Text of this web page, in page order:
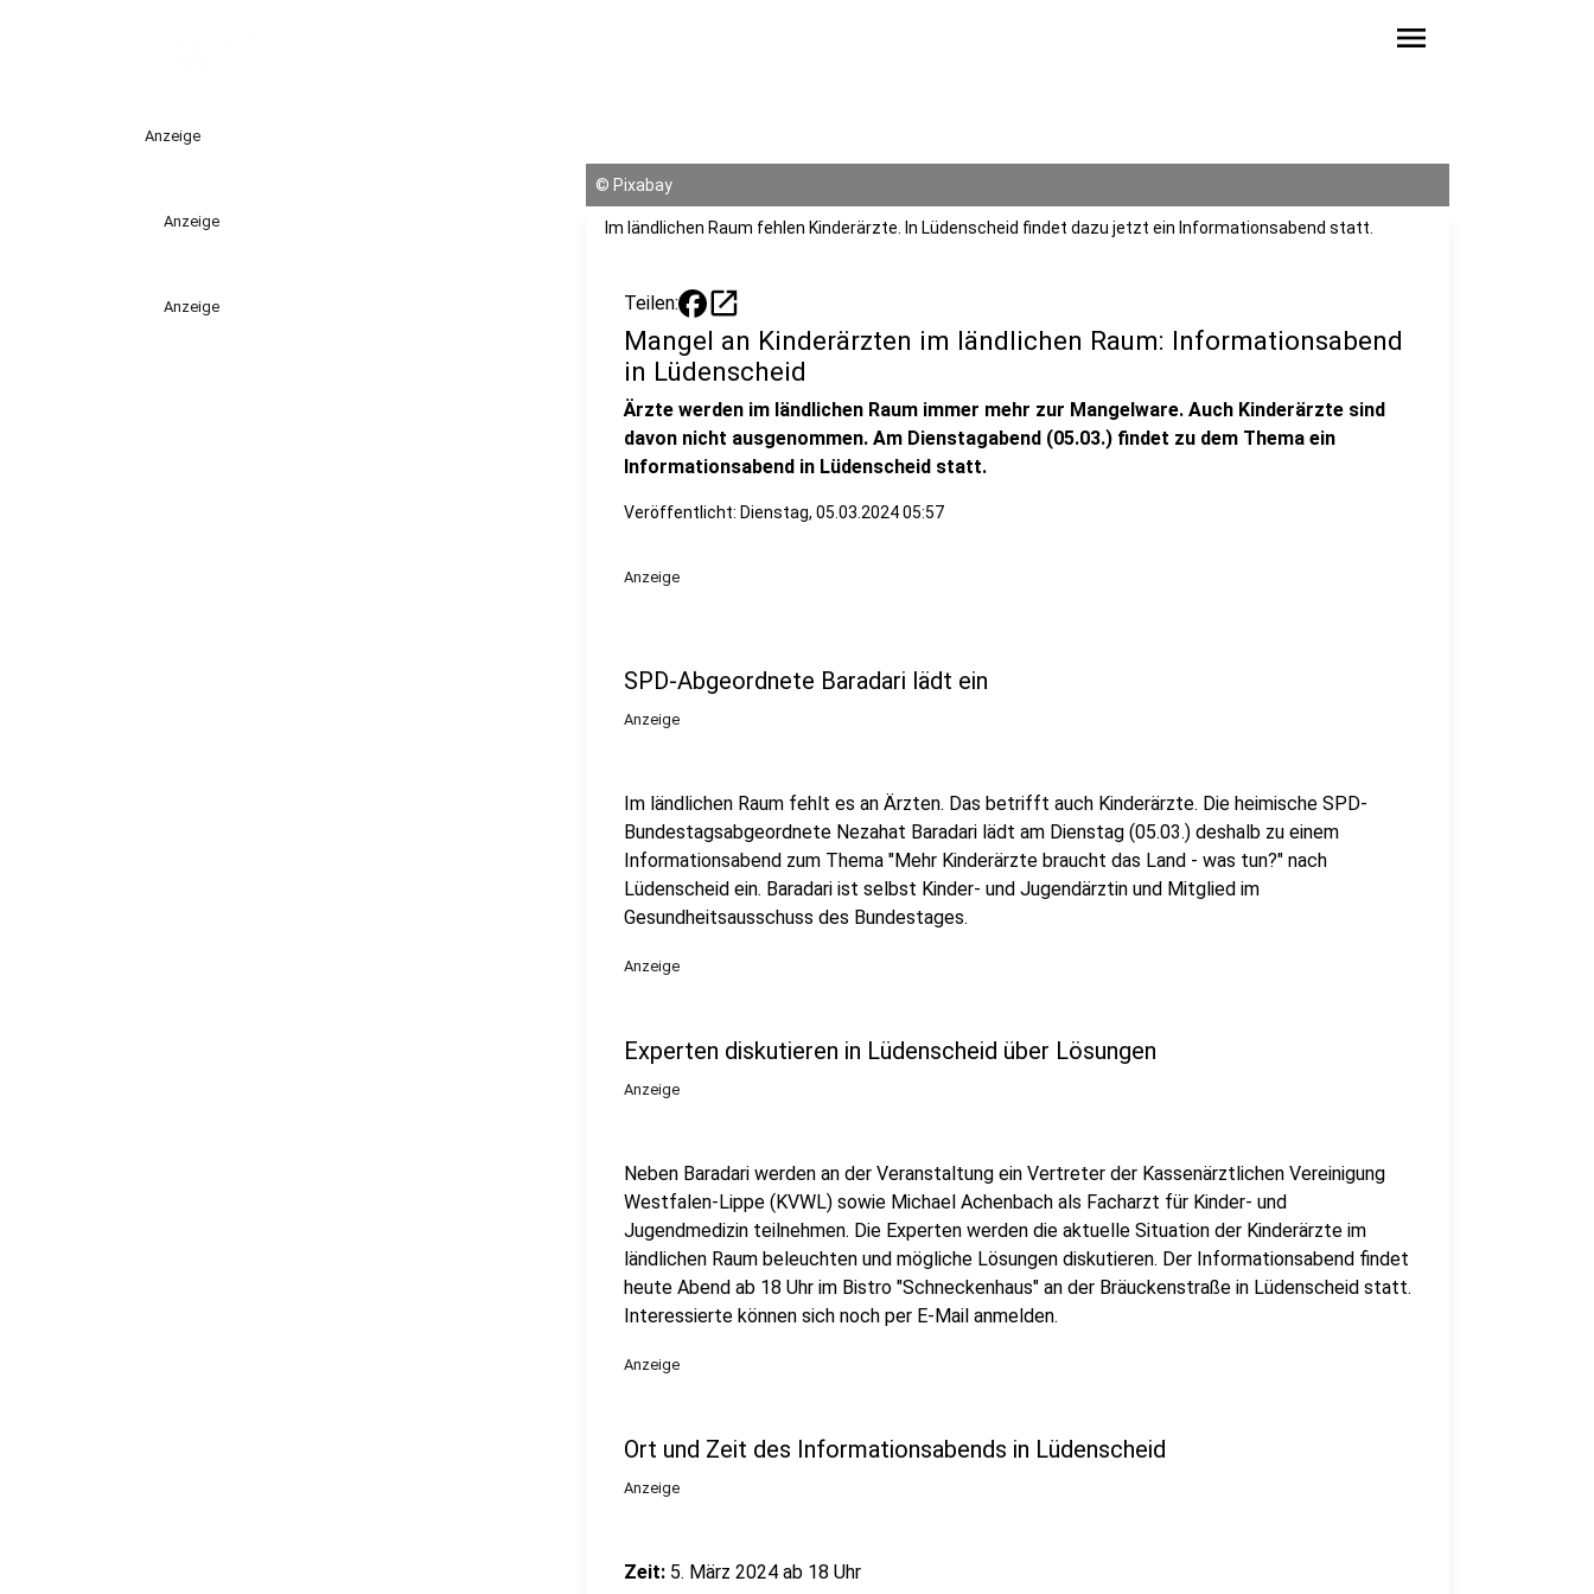
menu
Anzeige
Anzeige
Anzeige
© Pixabay
Im ländlichen Raum fehlen Kinderärzte. In Lüdenscheid findet dazu jetzt ein Informationsabend statt.
Teilen: open_in_new
Mangel an Kinderärzten im ländlichen Raum: Informationsabend
in Lüdenscheid
Ärzte werden im ländlichen Raum immer mehr zur Mangelware. Auch Kinderärzte sind
davon nicht ausgenommen. Am Dienstagabend (05.03.) findet zu dem Thema ein
Informationsabend in Lüdenscheid statt.
Veröffentlicht: Dienstag, 05.03.2024 05:57
Anzeige
SPD-Abgeordnete Baradari lädt ein
Anzeige
Im ländlichen Raum fehlt es an Ärzten. Das betrifft auch Kinderärzte. Die heimische SPD-
Bundestagsabgeordnete Nezahat Baradari lädt am Dienstag (05.03.) deshalb zu einem
Informationsabend zum Thema "Mehr Kinderärzte braucht das Land - was tun?" nach
Lüdenscheid ein. Baradari ist selbst Kinder- und Jugendärztin und Mitglied im
Gesundheitsausschuss des Bundestages.
Anzeige
Experten diskutieren in Lüdenscheid über Lösungen
Anzeige
Neben Baradari werden an der Veranstaltung ein Vertreter der Kassenärztlichen Vereinigung
Westfalen-Lippe (KVWL) sowie Michael Achenbach als Facharzt für Kinder- und
Jugendmedizin teilnehmen. Die Experten werden die aktuelle Situation der Kinderärzte im
ländlichen Raum beleuchten und mögliche Lösungen diskutieren. Der Informationsabend findet
heute Abend ab 18 Uhr im Bistro "Schneckenhaus" an der Bräuckenstraße in Lüdenscheid statt.
Interessierte können sich noch per E-Mail anmelden.
Anzeige
Ort und Zeit des Informationsabends in Lüdenscheid
Anzeige
Zeit: 5. März 2024 ab 18 Uhr